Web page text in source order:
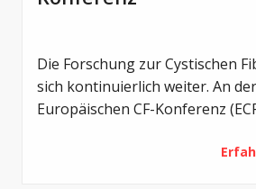
Die Forschung zur Cystischen
sich kontinuierlich weiter. An
Europäischen CF-Konferenz
von einem noch früheren